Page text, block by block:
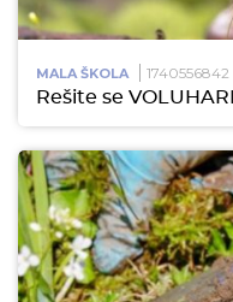
MALA ŠKOLA 1740556842
Rešite se